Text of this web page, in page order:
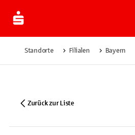
Standorte Filialen Bayern
Zurück zur Liste